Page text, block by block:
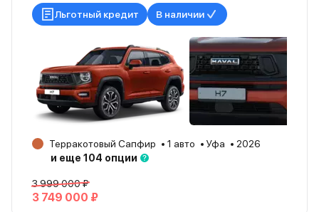
Льготный кредит В наличии
Терракотовый Сапфир 1 авто Уфа
2026
и еще 104 опции
3 999 000 ₽
3 749 000 ₽